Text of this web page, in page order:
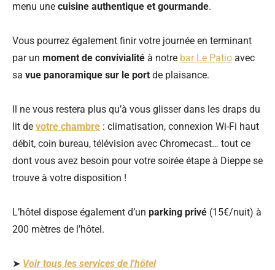
menu une cuisine authentique et gourmande.
Vous pourrez également finir votre journée en terminant
par un moment de convivialité à notre bar Le Patio avec
sa vue panoramique sur le port de plaisance.
Il ne vous restera plus qu’à vous glisser dans les draps du
lit de votre chambre : climatisation, connexion Wi-Fi haut
débit, coin bureau, télévision avec Chromecast… tout ce
dont vous avez besoin pour votre soirée étape à Dieppe se
trouve à votre disposition !
L’hôtel dispose également d’un parking privé (15€/nuit) à
200 mètres de l’hôtel.
➤ Voir tous les services de l'hôtel